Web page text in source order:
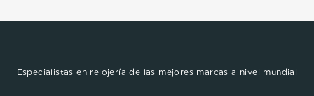
Especialistas en relojería de las mejores marcas a nivel mundial